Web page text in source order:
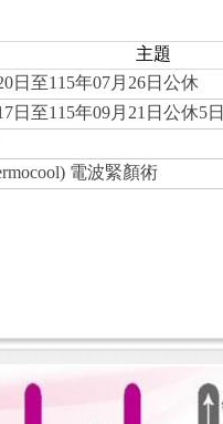
主題
日至115年07月26日公休
日至115年09月21日公休5
電波緊顏術